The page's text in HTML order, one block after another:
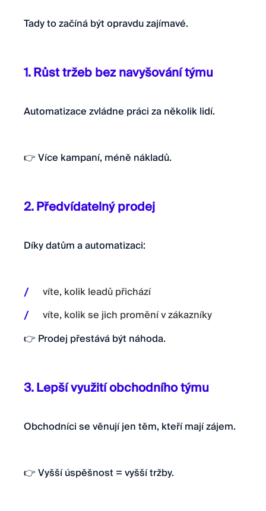
Tady to začíná být opravdu zajímavé.
1. Růst tržeb bez navyšování týmu
Automatizace zvládne práci za několik lidí.
👉 Více kampaní, méně nákladů.
2. Předvídatelný prodej
Díky datům a automatizaci:
víte, kolik leadů přichází
víte, kolik se jich promění v zákazníky
👉 Prodej přestává být náhoda.
3. Lepší využití obchodního týmu
Obchodníci se věnují jen těm, kteří mají zájem.
👉 Vyšší úspěšnost = vyšší tržby.